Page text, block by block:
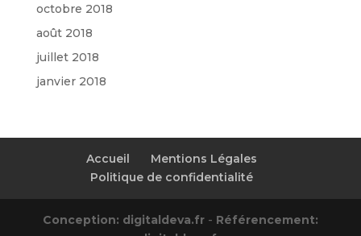
octobre 2018
août 2018
juillet 2018
janvier 2018
Accueil
Mentions Légales
Politique de confidentialité
Conception: digitaldeva.fr - Référencement: